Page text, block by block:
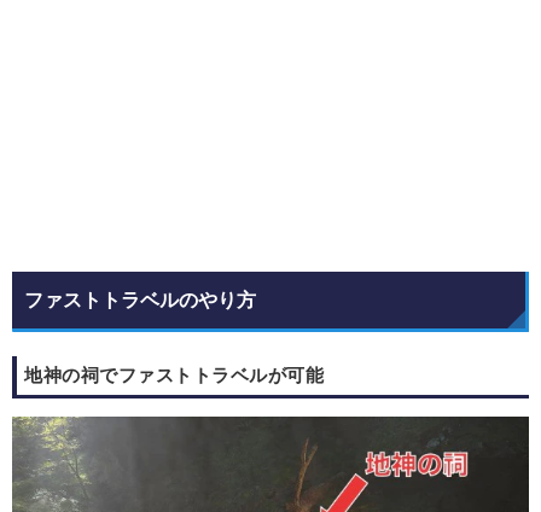
ファストトラベルのやり方
地神の祠でファストトラベルが可能